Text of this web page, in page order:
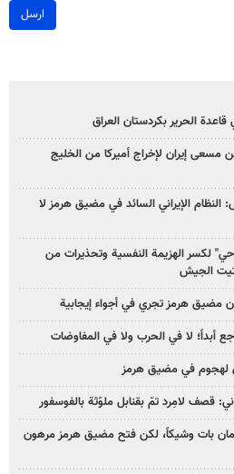
ارسل
الحرير بكردستان العراق
مسعى إيران لإخراج أميركا من الخليج
الإيراني السائد في مضيق هرمز لا
لكسر الهزيمة النفسية وتحذيرات من
الجيش
مضيق هرمز تجري في أجواء إيجابية
أبداً؛ لا في الحرب ولا في المفاوضات
لهجوم في مضيق هرمز
قصف لامِرد تمّ بقنابل ملوّثة بالفوسفور
بات وشيكاً، لكن فتح مضيق هرمز مرهون